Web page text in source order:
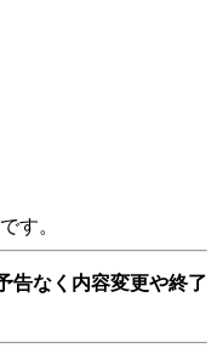
す。
告なく内容変更や終了